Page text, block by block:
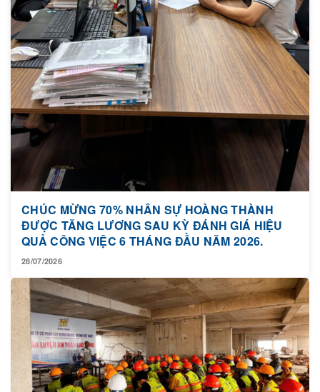
CHÚC MỪNG 70% NHÂN SỰ HOÀNG THÀNH
ĐƯỢC TĂNG LƯƠNG SAU KỲ ĐÁNH GIÁ HIỆU
QUẢ CÔNG VIỆC 6 THÁNG ĐẦU NĂM 2026.
28/07/2026